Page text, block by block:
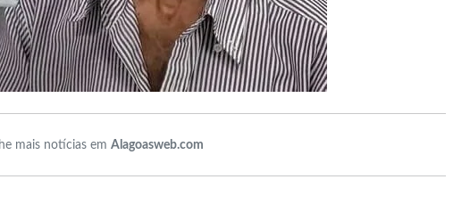
mais notícias em Alagoasweb.com